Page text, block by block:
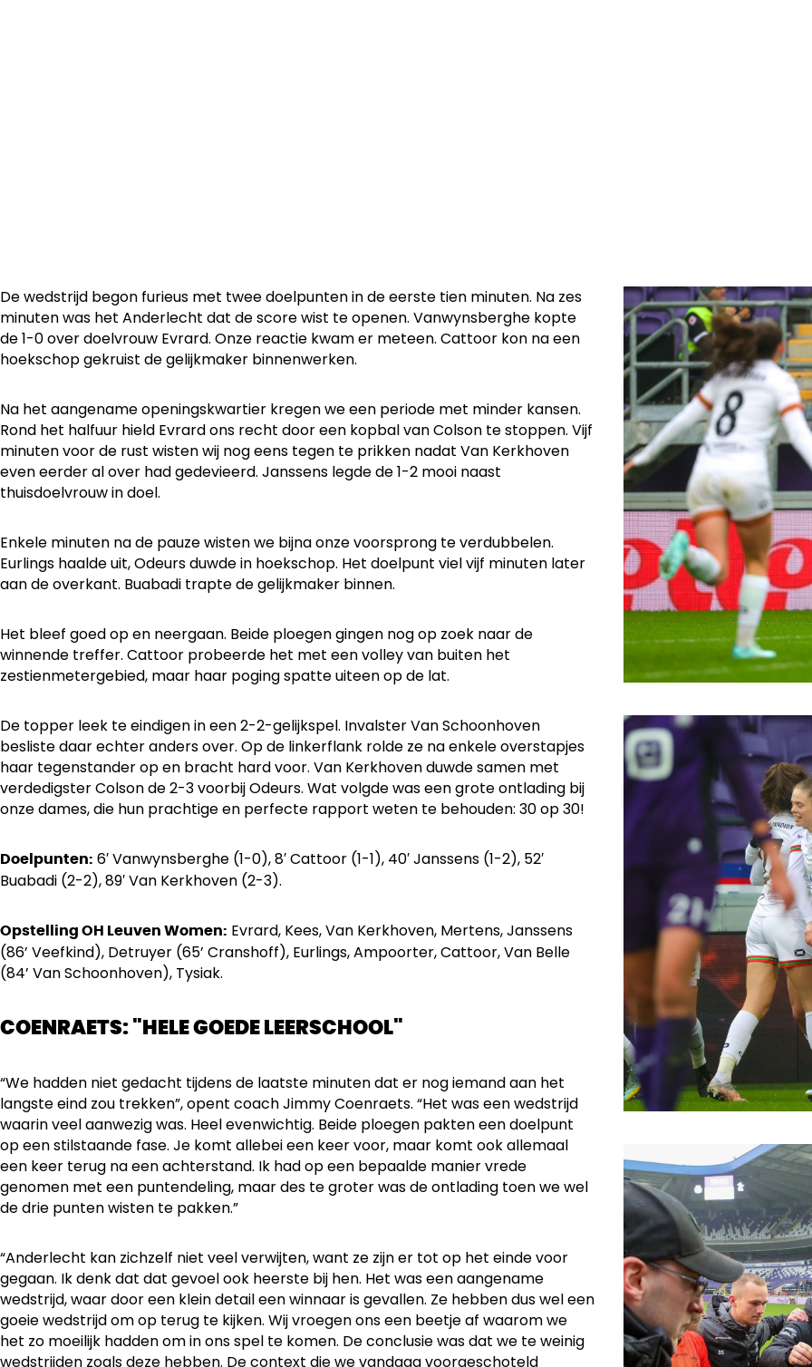
De wedstrijd begon furieus met twee doelpunten in de eerste tien minuten. Na zes
minuten was het Anderlecht dat de score wist te openen. Vanwynsberghe kopte
de 1-0 over doelvrouw Evrard. Onze reactie kwam er meteen. Cattoor kon na een
hoekschop gekruist de gelijkmaker binnenwerken.
Na het aangename openingskwartier kregen we een periode met minder kansen.
Rond het halfuur hield Evrard ons recht door een kopbal van Colson te stoppen. Vijf
minuten voor de rust wisten wij nog eens tegen te prikken nadat Van Kerkhoven
even eerder al over had gedevieerd. Janssens legde de 1-2 mooi naast
thuisdoelvrouw in doel.
Enkele minuten na de pauze wisten we bijna onze voorsprong te verdubbelen.
Eurlings haalde uit, Odeurs duwde in hoekschop. Het doelpunt viel vijf minuten later
aan de overkant. Buabadi trapte de gelijkmaker binnen.
Het bleef goed op en neergaan. Beide ploegen gingen nog op zoek naar de
winnende treffer. Cattoor probeerde het met een volley van buiten het
zestienmetergebied, maar haar poging spatte uiteen op de lat.
De topper leek te eindigen in een 2-2-gelijkspel. Invalster Van Schoonhoven
besliste daar echter anders over. Op de linkerflank rolde ze na enkele overstapjes
haar tegenstander op en bracht hard voor. Van Kerkhoven duwde samen met
verdedigster Colson de 2-3 voorbij Odeurs. Wat volgde was een grote ontlading bij
onze dames, die hun prachtige en perfecte rapport weten te behouden: 30 op 30!
Doelpunten: 6′ Vanwynsberghe (1-0), 8′ Cattoor (1-1), 40′ Janssens (1-2), 52′
Buabadi (2-2), 89′ Van Kerkhoven (2-3).
Opstelling OH Leuven Women: Evrard, Kees, Van Kerkhoven, Mertens, Janssens
(86’ Veefkind), Detruyer (65’ Cranshoff), Eurlings, Ampoorter, Cattoor, Van Belle
(84’ Van Schoonhoven), Tysiak.
COENRAETS: "HELE GOEDE LEERSCHOOL"
“We hadden niet gedacht tijdens de laatste minuten dat er nog iemand aan het
langste eind zou trekken”, opent coach Jimmy Coenraets. “Het was een wedstrijd
waarin veel aanwezig was. Heel evenwichtig. Beide ploegen pakten een doelpunt
op een stilstaande fase. Je komt allebei een keer voor, maar komt ook allemaal
een keer terug na een achterstand. Ik had op een bepaalde manier vrede
genomen met een puntendeling, maar des te groter was de ontlading toen we wel
de drie punten wisten te pakken.”
“Anderlecht kan zichzelf niet veel verwijten, want ze zijn er tot op het einde voor
gegaan. Ik denk dat dat gevoel ook heerste bij hen. Het was een aangename
wedstrijd, waar door een klein detail een winnaar is gevallen. Ze hebben dus wel een
goeie wedstrijd om op terug te kijken. Wij vroegen ons een beetje af waarom we
het zo moeilijk hadden om in ons spel te komen. De conclusie was dat we te weinig
wedstrijden zoals deze hebben. De context die we vandaag voorgeschoteld